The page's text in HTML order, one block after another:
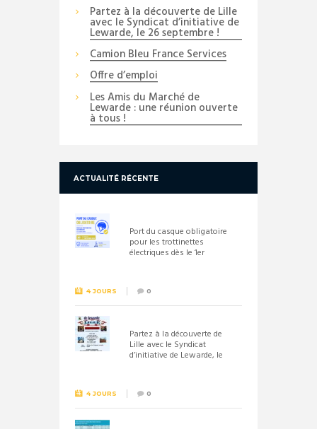
Partez à la découverte de Lille
avec le Syndicat d’initiative de
Lewarde, le 26 septembre !
Camion Bleu France Services
Offre d’emploi
Les Amis du Marché de
Lewarde : une réunion ouverte
à tous !
ACTUALITÉ RÉCENTE
Port du casque obligatoire
pour les trottinettes
électriques dès le 1er
4 JOURS 0
Partez à la découverte de
Lille avec le Syndicat
d’initiative de Lewarde, le
4 JOURS 0